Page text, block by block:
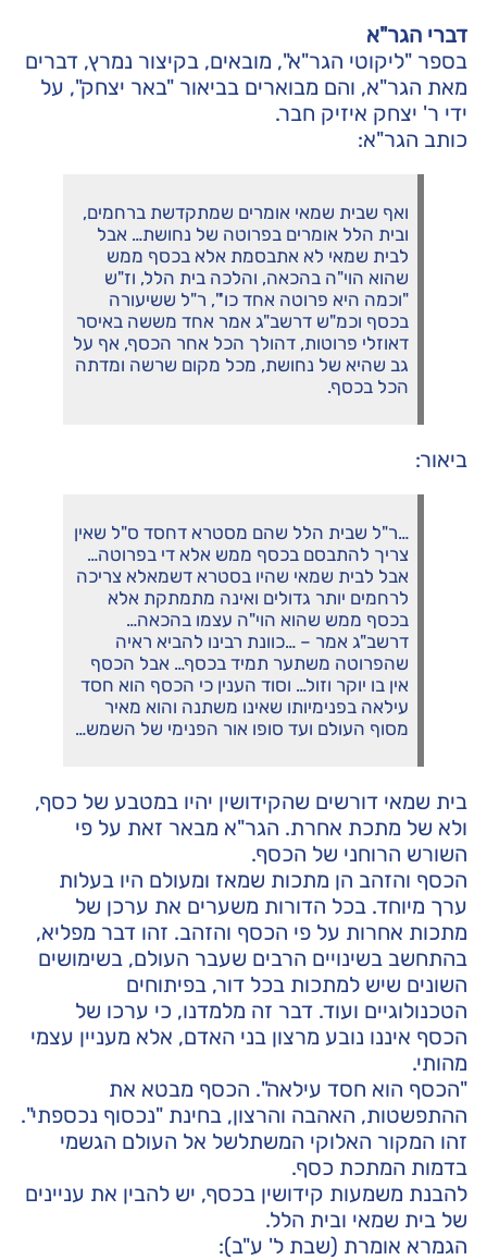
דברי הגר"א
בספר "ליקוטי הגר"א", מובאים, בקיצור נמרץ, דברים
מאת הגר"א, והם מבוארים בביאור "באר יצחק", על
ידי ר' יצחק איזיק חבר.
כותב הגר"א:
ואף שבית שמאי אומרים שמתקדשת ברחמים,
ובית הלל אומרים בפרוטה של נחושת… אבל
לבית שמאי לא אתבסמת אלא בכסף ממש
שהוא הוי"ה בהכאה, והלכה בית הלל, וז"ש
"וכמה היא פרוטה אחד כו'", ר"ל ששיעורה
בכסף וכמ"ש דרשב"ג אמר אחד מששה באיסר
דאוזלי פרוטות, דהולך הכל אחר הכסף, אף על
גב שהיא של נחושת, מכל מקום שרשה ומדתה
הכל בכסף.
ביאור:
…ר"ל שבית הלל שהם מסטרא דחסד ס"ל שאין
צריך להתבסם בכסף ממש אלא די בפרוטה…
אבל לבית שמאי שהיו בסטרא דשמאלא צריכה
לרחמים יותר גדולים ואינה מתמתקת אלא
בכסף ממש שהוא הוי"ה עצמו בהכאה…
דרשב"ג אמר – …כוונת רבינו להביא ראיה
שהפרוטה משתער תמיד בכסף… אבל הכסף
אין בו יוקר וזול… וסוד הענין כי הכסף הוא חסד
עילאה בפנימיותו שאינו משתנה והוא מאיר
מסוף העולם ועד סופו אור הפנימי של השמש…
בית שמאי דורשים שהקידושין יהיו במטבע של כסף,
ולא של מתכת אחרת. הגר"א מבאר זאת על פי
השורש הרוחני של הכסף.
הכסף והזהב הן מתכות שמאז ומעולם היו בעלות
ערך מיוחד. בכל הדורות משערים את ערכן של
מתכות אחרות על פי הכסף והזהב. זהו דבר מפליא,
בהתחשב בשינויים הרבים שעבר העולם, בשימושים
השונים שיש למתכות בכל דור, בפיתוחים
הטכנולוגיים ועוד. דבר זה מלמדנו, כי ערכו של
הכסף איננו נובע מרצון בני האדם, אלא מעניין עצמי
מהותי.
"הכסף הוא חסד עילאה". הכסף מבטא את
ההתפשטות, האהבה והרצון, בחינת "נכסוף נכספתי".
זהו המקור האלוקי המשתלשל אל העולם הגשמי
בדמות המתכת כסף.
להבנת משמעות קידושין בכסף, יש להבין את עניינים
של בית שמאי ובית הלל.
הגמרא אומרת (שבת ל' ע"ב):